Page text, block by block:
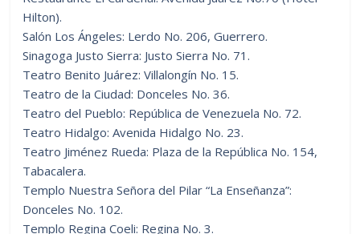
Hilton).
Salón Los Ángeles: Lerdo No. 206, Guerrero.
Sinagoga Justo Sierra: Justo Sierra No. 71.
Teatro Benito Juárez: Villalongín No. 15.
Teatro de la Ciudad: Donceles No. 36.
Teatro del Pueblo: República de Venezuela No. 72.
Teatro Hidalgo: Avenida Hidalgo No. 23.
Teatro Jiménez Rueda: Plaza de la República No. 154,
Tabacalera.
Templo Nuestra Señora del Pilar “La Enseñanza”:
Donceles No. 102.
Templo Regina Coeli: Regina No. 3.